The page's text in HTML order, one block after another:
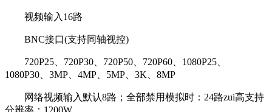
视频输入16路
BNC接口(支持同轴视控)
720P25、720P30、720P50、720P60、1080P25、
1080P30、3MP、4MP、5MP、3K、8MP
网络视频输入默认8路；全部禁用模拟时：24路zui高支持
分辨率：1200W